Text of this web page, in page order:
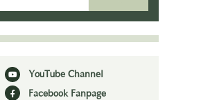
YouTube Channel
Facebook Fanpage